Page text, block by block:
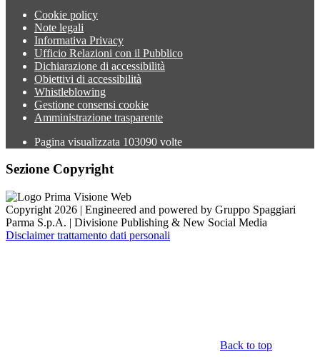
Cookie policy
Note legali
Informativa Privacy
Ufficio Relazioni con il Pubblico
Dichiarazione di accessibilità
Obiettivi di accessibilità
Whistleblowing
Gestione consensi cookie
Amministrazione trasparente
Pagina visualizzata 103090 volte
Sezione Copyright
Copyright 2026 | Engineered and powered by Gruppo Spaggiari
Parma S.p.A. | Divisione Publishing & New Social Media
Disclaimer trattamento dati personali
Back to top